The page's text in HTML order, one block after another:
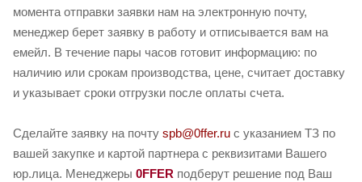
момента отправки заявки нам на электронную почту,
менеджер берет заявку в работу и отписывается вам на
емейл. В течение пары часов готовит информацию: по
наличию или срокам производства, цене, считает доставку
и указывает сроки отгрузки после оплаты счета.
Сделайте заявку на почту spb@0ffer.ru с указанием ТЗ по
вашей закупке и картой партнера с реквизитами Вашего
юр.лица. Менеджеры 0FFER подберут решение под Ваш